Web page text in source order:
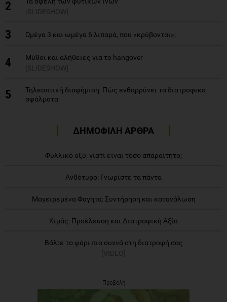
2
[SLIDESHOW]
3 Ωμέγα 3 και ωμέγα 6 λιπαρά, που «κρύβονται»;
4
Mύθοι και αλήθειες για το hangover
[SLIDESHOW]
5
Τηλεοπτική διαφήμιση: Πώς ενθαρρύνει τα διατροφικά
σφάλματα
ΔΗΜΟΦΙΛΗ ΑΡΘΡΑ
Φυλλικό οξύ: γιατί είναι τόσο απαραίτητο;
Ανθότυρο: Γνωρίστε τα πάντα
Μαγειρεμένα Φαγητά: Συντήρηση και κατανάλωση
Κιμάς: Προέλευση και Διατροφική Αξία
Βάλτε το ψάρι πιο συχνά στη διατροφή σας
[VIDEO]
Προβολή